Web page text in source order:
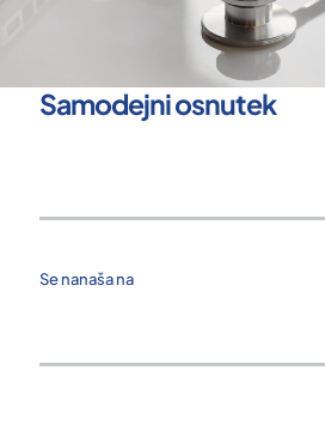
Samodejni osnutek
Se nanaša na